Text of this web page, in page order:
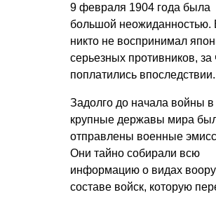
9 февраля 1904 года была
большой неожиданностью.
никто не воспринимал
серьезных противников, за
поплатились впоследствии.
Задолго до начала войны в
крупные державы мира
отправлены военные
Они тайно собирали всю
информацию о видах
составе войск, которую